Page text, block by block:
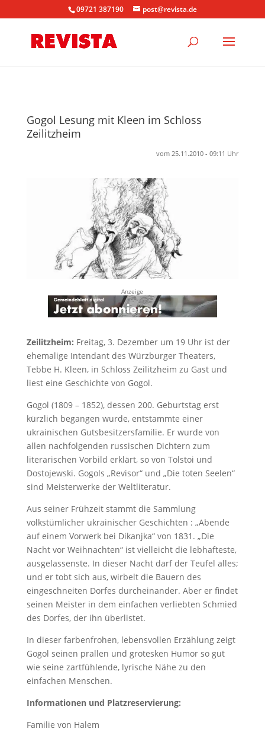
09721 387190 post@revista.de
Gogol Lesung mit Kleen im Schloss
Zeilitzheim
vom 25.11.2010 - 09:11 Uhr
Anzeige
Zeilitzheim: Freitag, 3. Dezember um 19 Uhr ist der
ehemalige Intendant des Würzburger Theaters,
Tebbe H. Kleen, in Schloss Zeilitzheim zu Gast und
liest eine Geschichte von Gogol.
Gogol (1809 – 1852), dessen 200. Geburtstag erst
kürzlich begangen wurde, entstammte einer
ukrainischen Gutsbesitzersfamilie. Er wurde von
allen nachfolgenden russischen Dichtern zum
literarischen Vorbild erklärt, so von Tolstoi und
Dostojewski. Gogols „Revisor“ und „Die toten Seelen“
sind Meisterwerke der Weltliteratur.
Aus seiner Frühzeit stammt die Sammlung
volkstümlicher ukrainischer Geschichten : „Abende
auf einem Vorwerk bei Dikanjka“ von 1831. „Die
Nacht vor Weihnachten“ ist vielleicht die lebhafteste,
ausgelassenste. In dieser Nacht darf der Teufel alles;
und er tobt sich aus, wirbelt die Bauern des
eingeschneiten Dorfes durcheinander. Aber er findet
seinen Meister in dem einfachen verliebten Schmied
des Dorfes, der ihn überlistet.
In dieser farbenfrohen, lebensvollen Erzählung zeigt
Gogol seinen prallen und grotesken Humor so gut
wie seine zartfühlende, lyrische Nähe zu den
einfachen Menschen.
Informationen und Platzreservierung:
Familie von Halem